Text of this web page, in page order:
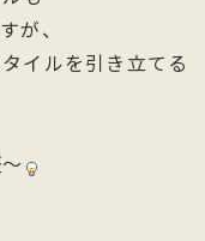
が、
イルを引き立てる